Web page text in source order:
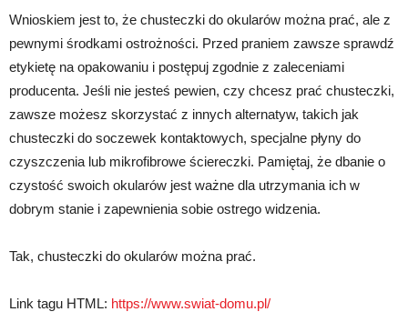
Wnioskiem jest to, że chusteczki do okularów można prać, ale z
pewnymi środkami ostrożności. Przed praniem zawsze sprawdź
etykietę na opakowaniu i postępuj zgodnie z zaleceniami
producenta. Jeśli nie jesteś pewien, czy chcesz prać chusteczki,
zawsze możesz skorzystać z innych alternatyw, takich jak
chusteczki do soczewek kontaktowych, specjalne płyny do
czyszczenia lub mikrofibrowe ściereczki. Pamiętaj, że dbanie o
czystość swoich okularów jest ważne dla utrzymania ich w
dobrym stanie i zapewnienia sobie ostrego widzenia.
Tak, chusteczki do okularów można prać.
Link tagu HTML: https://www.swiat-domu.pl/